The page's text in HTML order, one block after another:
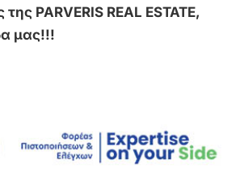
PARVERIS REAL ESTATE,
μας!!!